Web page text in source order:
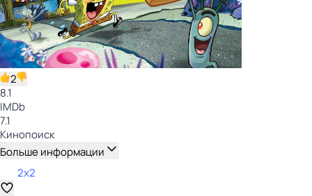
2
8.1
IMDb
7.1
Кинопоиск
Больше информации
2x2